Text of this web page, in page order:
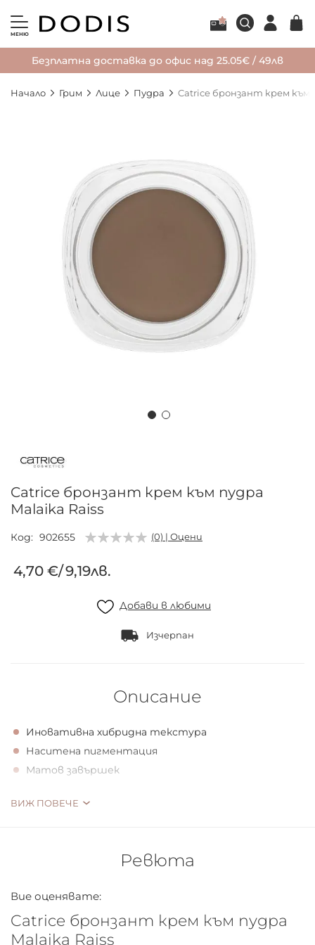
МЕНЮ
Безплатна доставка до офис над 25.05€ / 49лв
Начало Грим Лице Пудра Catrice бронзант крем към
изображенията
началото
галерия
със
снимки
Catrice бронзант крем към пудра
Malaika Raiss
Код 902655 (0) | Оцени
4,70 €/9,19лв.
Добави в любими
Изчерпан
Описание
Иновативна хибридна текстура
Наситена пигментация
Матов завършек
Скъпоценна пудра. Пристигна бронзантът с
слее и придава матиращи, докоснати от слънцето
Бюти съвет
ВИЖ ПОВЕЧЕ
Ревюта
Вие оценявате:
Catrice бронзант крем към пудра
Malaika Raiss